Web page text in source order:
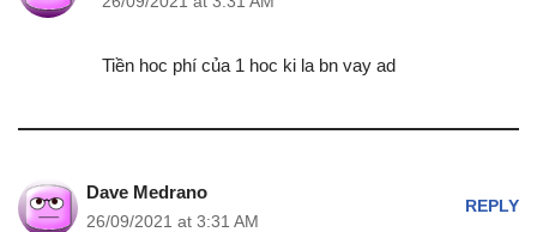
Tiền hoc phí của 1 hoc ki la bn vay ad
Dave Medrano
26/09/2021 at 3:31 AM
REPLY